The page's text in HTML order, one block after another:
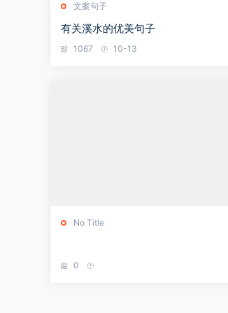
文案句子
有关溪水的优美句子
1067 10-13
No Title
0